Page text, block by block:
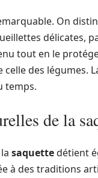
On
délicates,
tout en le
des légumes.
temps.
de la
saquettedétient
à des traditions